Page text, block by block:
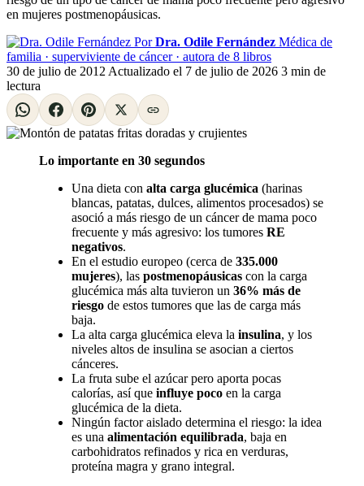
en mujeres postmenopáusicas.
Por Dra. Odile Fernández Médica de
familia · superviviente de cáncer · autora de 8 libros
30 de julio de 2012 Actualizado el 7 de julio de 2026 3 min de
lectura
Lo importante en 30 segundos
Una dieta con alta carga glucémica (harinas
blancas, patatas, dulces, alimentos procesados) se
asoció a más riesgo de un cáncer de mama poco
frecuente y más agresivo: los tumores RE
negativos.
En el estudio europeo (cerca de 335.000
mujeres), las postmenopáusicas con la carga
glucémica más alta tuvieron un 36% más de
riesgo de estos tumores que las de carga más
baja.
La alta carga glucémica eleva la insulina, y los
niveles altos de insulina se asocian a ciertos
cánceres.
La fruta sube el azúcar pero aporta pocas
calorías, así que influye poco en la carga
glucémica de la dieta.
Ningún factor aislado determina el riesgo: la idea
es una alimentación equilibrada, baja en
carbohidratos refinados y rica en verduras,
proteína magra y grano integral.